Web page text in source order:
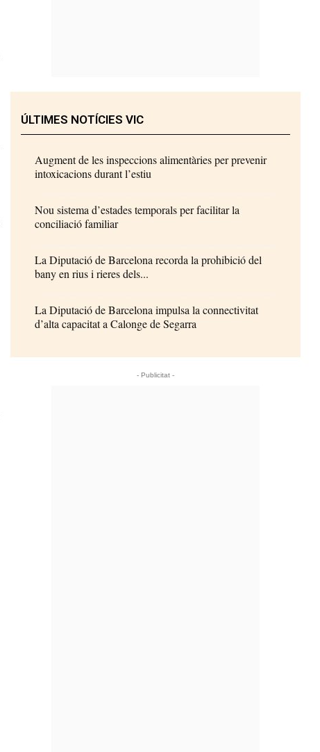
ÚLTIMES NOTÍCIES VIC
Augment de les inspeccions alimentàries per prevenir
intoxicacions durant l’estiu
Nou sistema d’estades temporals per facilitar la
conciliació familiar
La Diputació de Barcelona recorda la prohibició del
bany en rius i rieres dels...
La Diputació de Barcelona impulsa la connectivitat
d’alta capacitat a Calonge de Segarra
- Publicitat -